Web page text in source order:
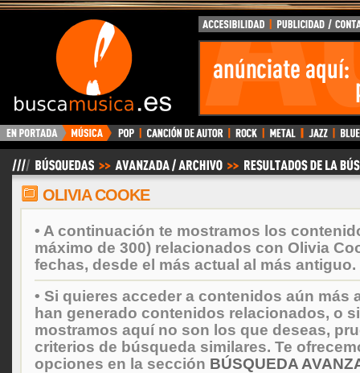
BuscaMusica.es
OLIVIA COOKE
• A continuación te mostramos los
máximo de 300) relacionados con Olivia
fechas, desde el más actual al más antiguo.
• Si quieres acceder a contenidos aún más
han generado contenidos relacionados, o
mostramos aquí no son los que deseas,
criterios de búsqueda similares. Te
opciones en la sección BÚSQUEDA